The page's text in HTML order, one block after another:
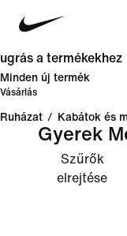
ugrás a termékekhez
Minden új termék
Vásárlás
Ruházat / Kabátok és
Gyerek
Szűrők
elrejtése